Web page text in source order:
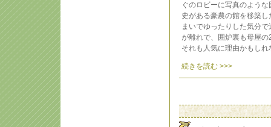
ぐのロビーに写真のよう
史がある豪農の館を移築
まいでゆったりした気分
が離れで、囲炉裏も母屋
それも人気に理由かもしれ
続きを読む >>>